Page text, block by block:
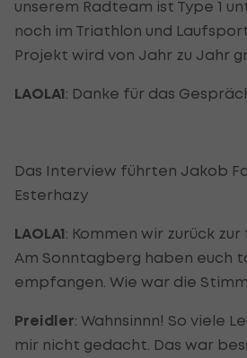
unserem Radteam ist Type 1
noch im Triathlon und
Projekt wird von Jahr zu Jahr
LAOLA1: Danke für das
Das Interview führten Jakob
Esterhazy
LAOLA1: Kommen wir zurück
Am Sonntagberg haben euch
empfangen. Wie war die
Preidler: Wahnsinnn! So viele
mir nicht gedacht. Das war